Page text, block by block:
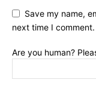
Save my name,
next time I comment.
Are you human?